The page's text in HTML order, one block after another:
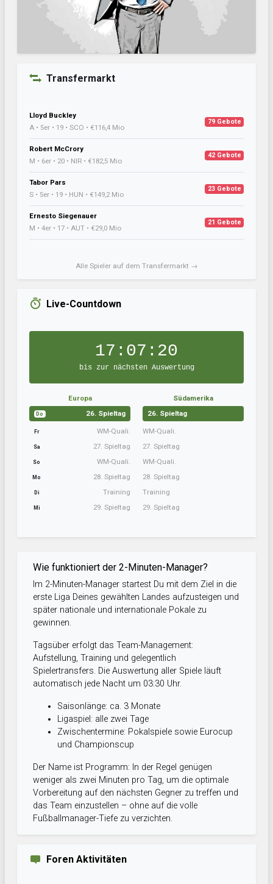
Transfermarkt
Lloyd Buckley
A • 5er • 19 • SCO • €116,4 Mio
79 Gebote
Robert McCrory
M • 6er • 20 • NIR • €182,5 Mio
42 Gebote
Tabor Pars
S • 5er • 19 • HUN • €149,2 Mio
23 Gebote
Ernesto Siegenauer
M • 4er • 17 • AUT • €29,0 Mio
21 Gebote
Alle Spieler auf dem Transfermarkt →
Live-Countdown
17:07:19
bis zur nächsten Auswertung
Europa
Do 26. Spieltag
Fr WM-Quali.
Sa 27. Spieltag
So WM-Quali.
Mo 28. Spieltag
Di Training
Mi 29. Spieltag
Südamerika
26. Spieltag
WM-Quali.
27. Spieltag
WM-Quali.
28. Spieltag
Training
29. Spieltag
Wie funktioniert der 2-Minuten-Manager?
Im 2-Minuten-Manager startest Du mit dem Ziel in die
erste Liga Deines gewählten Landes aufzusteigen und
später nationale und internationale Pokale zu
gewinnen.
Tagsüber erfolgt das Team-Management:
Aufstellung, Training und gelegentlich
Spielertransfers. Die Auswertung aller Spiele läuft
automatisch jede Nacht um 03:30 Uhr.
Saisonlänge: ca. 3 Monate
Ligaspiel: alle zwei Tage
Zwischentermine: Pokalspiele sowie Eurocup
und Championscup
Der Name ist Programm: In der Regel genügen
weniger als zwei Minuten pro Tag, um die optimale
Vorbereitung auf den nächsten Gegner zu treffen und
das Team einzustellen – ohne auf die volle
Fußballmanager-Tiefe zu verzichten.
Foren Aktivitäten